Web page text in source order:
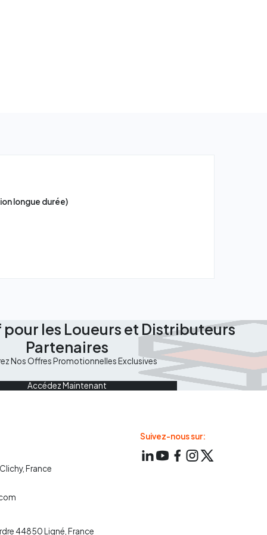
longue durée)
les Loueurs et Distributeurs
Partenaires
Nos Offres Promotionnelles Exclusives
Accédez Maintenant
France
44850 Ligné, France
Suivez-nous sur: